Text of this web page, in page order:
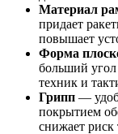
Материал
придает
повышает
Форма
больший угол
техник и
Грипп —
покрытием
снижает риск